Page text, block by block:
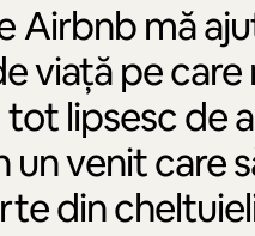
Airbnb mă
viață pe care
lipsesc de
un venit care
din